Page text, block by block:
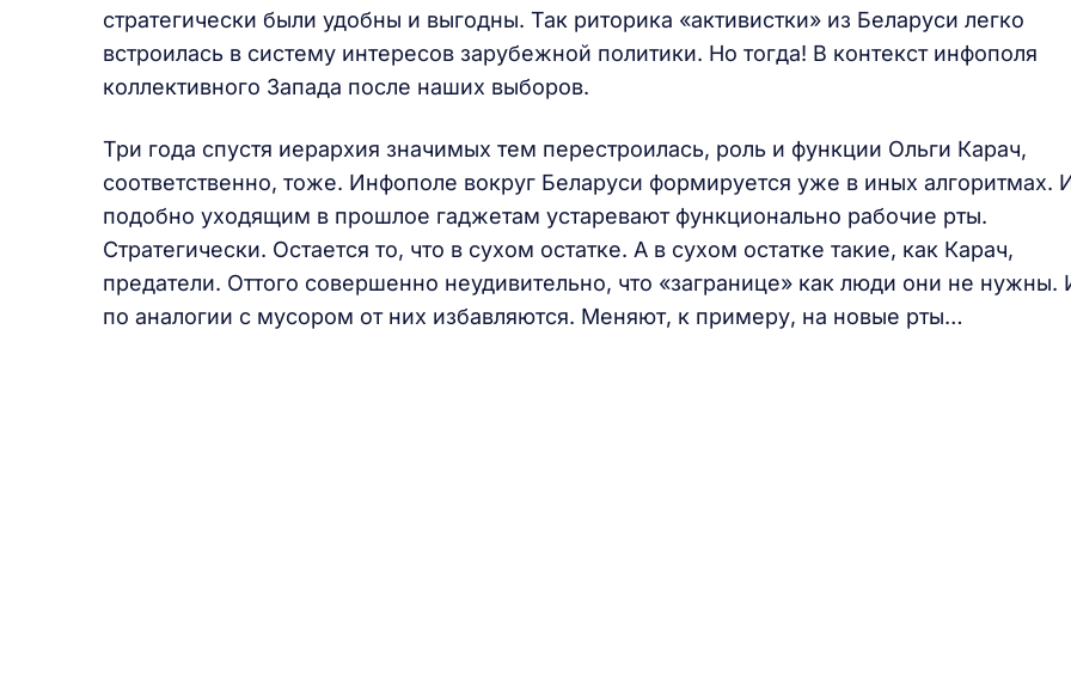
стратегически были удобны и выгодны. Так риторика «активистки» из Беларуси легко
встроилась в систему интересов зарубежной политики. Но тогда! В контекст инфополя
коллективного Запада после наших выборов.
Три года спустя иерархия значимых тем перестроилась, роль и функции Ольги Карач,
соответственно, тоже. Инфополе вокруг Беларуси формируется уже в иных алгоритмах.
подобно уходящим в прошлое гаджетам устаревают функционально рабочие рты.
Стратегически. Остается то, что в сухом остатке. А в сухом остатке такие, как Карач,
предатели. Оттого совершенно неудивительно, что «загранице» как люди они не нужны.
по аналогии с мусором от них избавляются. Меняют, к примеру, на новые рты…